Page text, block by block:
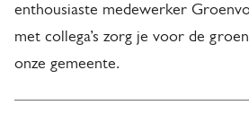
enthousiaste medewerker
met collega’s zorg je voor de
onze gemeente.